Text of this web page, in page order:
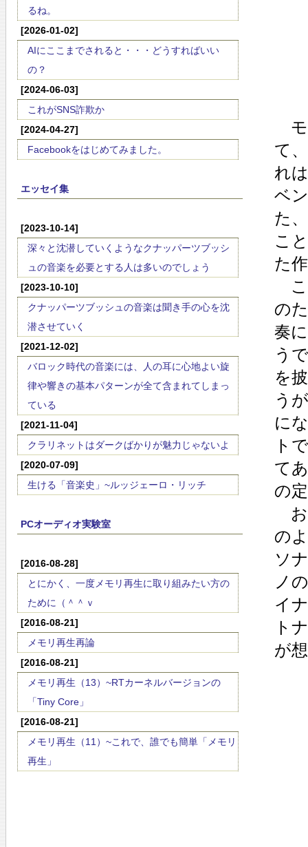
るね。
[2026-01-02]
AIにここまでされると・・・どうすればいい
の？
[2024-06-03]
これがSNS詐欺か
[2024-04-27]
Facebookをはじめてみました。
エッセイ集
[2023-10-14]
深々と沈潜していくようなクナッパーツブッシ
ュの音楽を必要とする人は多いのでしょう
[2023-10-10]
クナッパーツブッシュの音楽は聞き手の心を沈
潜させていく
[2021-12-02]
バロック時代の音楽には、人の耳に心地よい旋
律や響きの基本パターンが全て含まれてしまっ
ている
[2021-11-04]
クラリネットはダークばかりが魅力じゃないよ
[2020-07-09]
生ける「音楽史」~ルッジェーロ・リッチ
PCオーディオ実験室
[2016-08-28]
とにかく、一度メモリ再生に取り組みたい方の
ために（＾＾ｖ
[2016-08-21]
メモリ再生再論
[2016-08-21]
メモリ再生（13）~RTカーネルバージョンの
「Tiny Core」
[2016-08-21]
メモリ再生（11）~これで、誰でも簡単「メモリ
再生」
モ
て
れ
ベ
た
こ
た
こ
の
奏
う
を
う
に
ト
て
の
お
の
ソ
ノ
イ
ト
が